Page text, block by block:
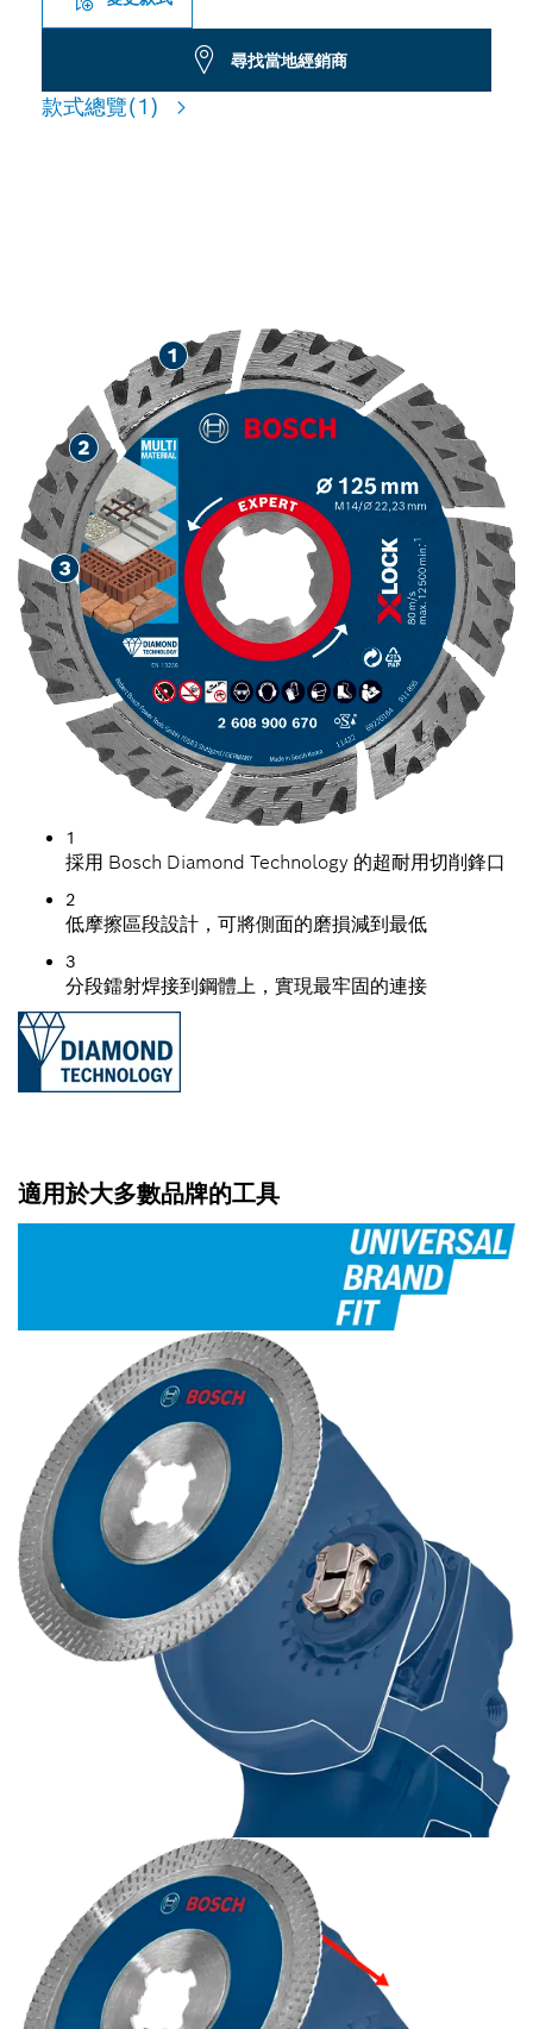
尋找當地經銷商
款式總覽(1)
1
採用 Bosch Diamond Technology 的超耐用切削鋒口
2
低摩擦區段設計，可將側面的磨損減到最低
3
分段鐳射焊接到鋼體上，實現最牢固的連接
適用於大多數品牌的工具